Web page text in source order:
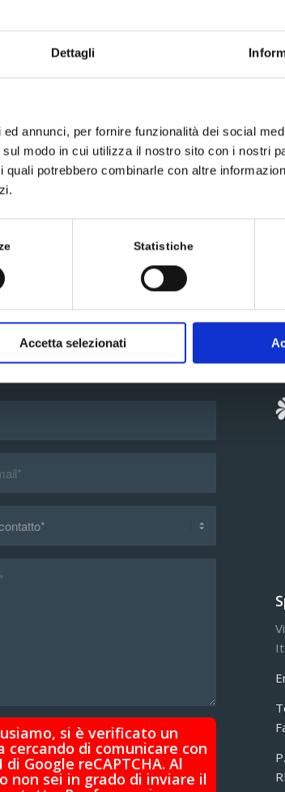
Dettagli
annunci, per fornire funzionalità dei social
modo in cui utilizza il nostro sito con i nostri
potrebbero combinarle con altre
Statistiche
Accetta selezionati
messaggio
si è verificato un
cercando di comunicare con
di Google reCAPTCHA. Al
non sei in grado di inviare il